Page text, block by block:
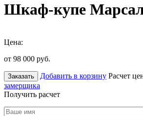
Шкаф-купе
Цена:
от 98 000 руб.
Заказать Добавить в корзину Расчет
замерщика
Получить расчет